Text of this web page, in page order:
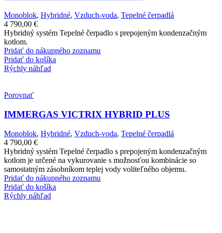
Monoblok, Hybridné, Vzduch-voda, Tepelné čerpadlá
4 790,00 €
Hybridný systém Tepelné čerpadlo s prepojeným kondenzačným
kotlom.
Pridať do nákupného zoznamu
Pridať do košíka
Rýchly náhľad
Porovnať
IMMERGAS VICTRIX HYBRID PLUS
Monoblok, Hybridné, Vzduch-voda, Tepelné čerpadlá
4 790,00 €
Hybridný systém Tepelné čerpadlo s prepojeným kondenzačným
kotlom je určené na vykurovanie s možnosťou kombinácie so
samostatným zásobníkom teplej vody voliteľného objemu.
Pridať do nákupného zoznamu
Pridať do košíka
Rýchly náhľad